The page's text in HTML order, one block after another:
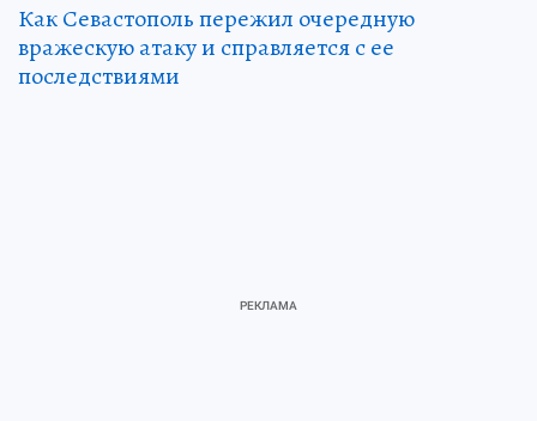
Как Севастополь пережил очередную
вражескую атаку и справляется с ее
последствиями